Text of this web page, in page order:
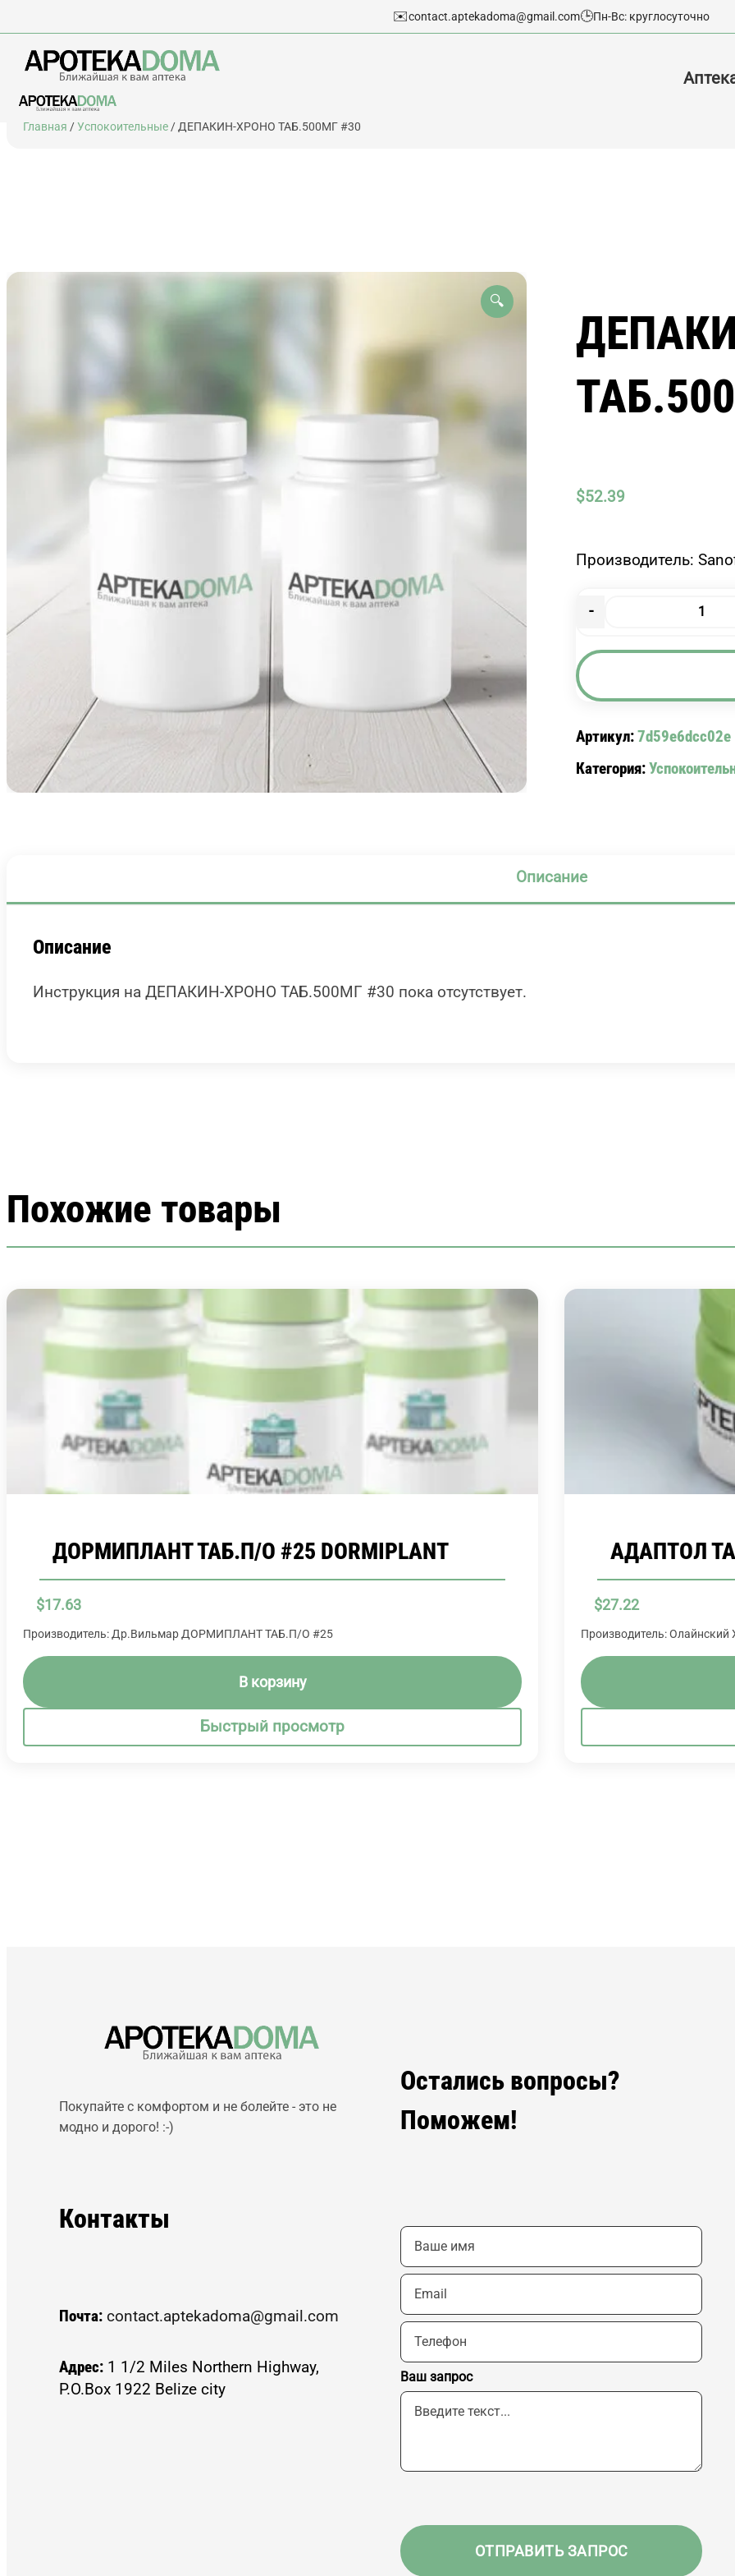
Перейти
✉️contact.aptekadoma@gmail.com🕒Пн-Вс: круглосуточно
Главная /Успокоительные / ДЕПАКИН-ХРОНО ТАБ.500МГ #30
🔍
$52.39
Производитель:
-
ДЕПАКИН-
ХРОНО
#30
Артикул:7d59e6dcc02e
Категория:
Описание
Описание
Инструкция на ДЕПАКИН-ХРОНО ТАБ.500МГ #30 пока отсутствует.
Похожие товары
ДОРМИПЛАНТ ТАБ.П/О #25 DORMIPLANT
$17.63
Производитель: Др.Вильмар ДОРМИПЛАНТ ТАБ.П/О #25
В корзину
Быстрый просмотр
АДАПТОЛ
$27.22
Производитель:
Покупайте с комфортом и не болейте - это не
модно и дорого! :-)
Контакты
Почта: contact.aptekadoma@gmail.com
Адрес: 1 1/2 Miles Northern Highway,
P.O.Box 1922 Belize city
Остались вопросы?
Поможем!
Ваш запрос